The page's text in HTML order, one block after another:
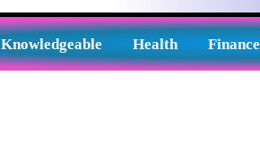
Knowledgeable Health Finance